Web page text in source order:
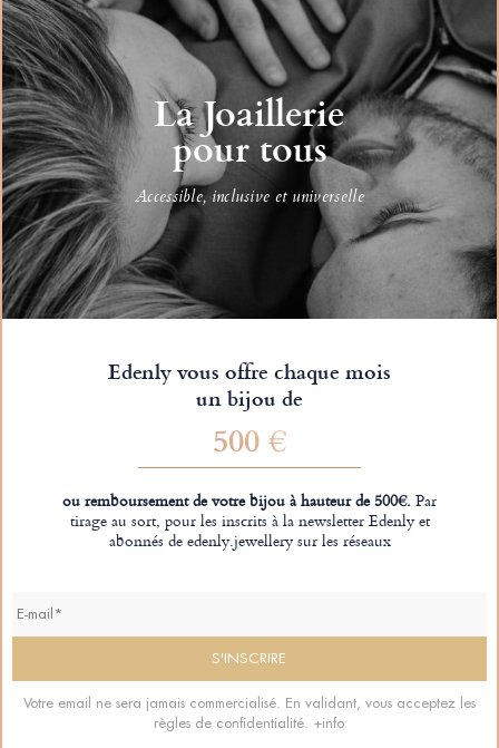
La Joaillerie
pour tous
Accessible, inclusive et universelle
Edenly vous offre chaque mois
un bijou de
500 €
ou remboursement de votre bijou à hauteur de 500€.Par
tirage au sort, pour les inscrits à la newsletter Edenly et
abonnés de edenly.jewellery sur les réseaux
Votre email ne sera jamais commercialisé. En validant, vous acceptez les
règles de confidentialité. +info